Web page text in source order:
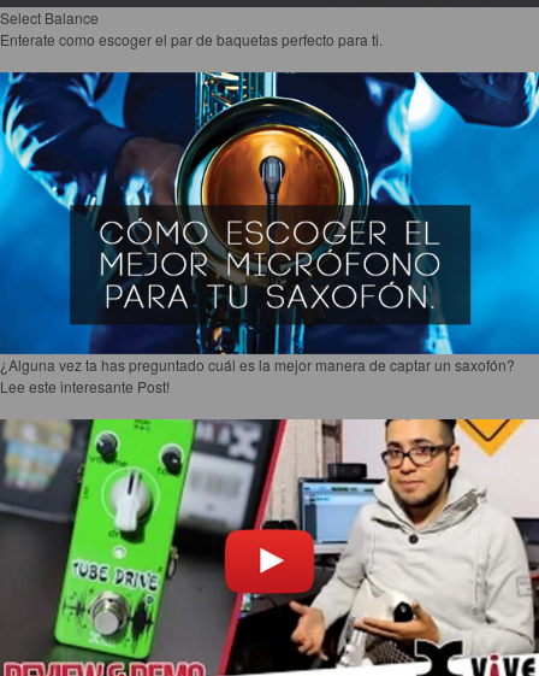
Guitarra Metal
Guitarra Nylon
Guitarra Electrica
Bajo
Otros instrumentos de arco
Otros instrumentos de Cuerdas
Select Balance
Enterate como escoger el par de baquetas perfecto para ti.
¿Alguna vez ta has preguntado cuál es la mejor manera de captar un saxofón?
Lee este interesante Post!